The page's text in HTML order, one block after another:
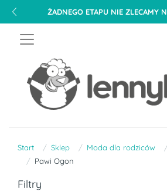
ŻADNEGO ETAPU NIE ZLECAMY
Start Sklep Moda dla rodziców
Pawi Ogon
Filtry